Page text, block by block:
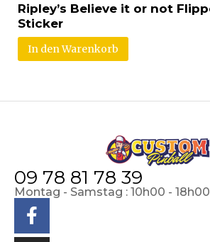
Ripley’s Believe it or not
Sticker
In den Warenkorb
09 78 81 78 39
Montag - Samstag : 10h00 - 18h00